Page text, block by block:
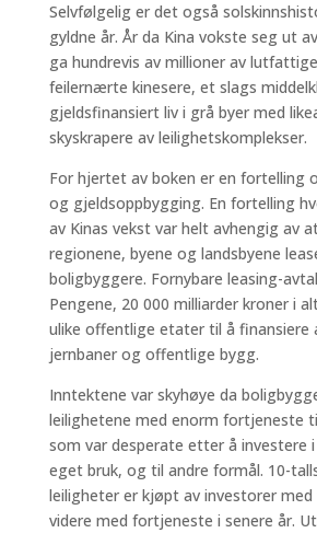
Selvfølgelig er det også
gyldne år. År da Kina vokste seg ut
ga hundrevis av millioner av
feilernærte kinesere, et slags
gjeldsfinansiert liv i grå byer med
skyskrapere av leilighetskomplekser.
For hjertet av boken er en fortelling
og gjeldsoppbygging. En fortelling
av Kinas vekst var helt avhengig av
regionene, byene og landsbyene
boligbyggere. Fornybare leasing-
Pengene, 20 000 milliarder kroner i
ulike offentlige etater til å finansiere
jernbaner og offentlige bygg.
Inntektene var skyhøye da
leilighetene med enorm fortjeneste
som var desperate etter å investere
eget bruk, og til andre formål. 10-
leiligheter er kjøpt av investorer med
videre med fortjeneste i senere år.